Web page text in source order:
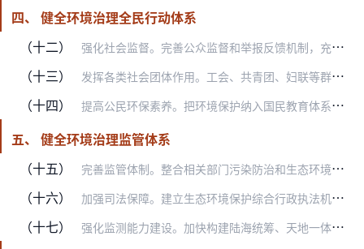
四、 健全环境治理全民行动体系
（十二）
强化社会监督。完善公众监督和举报反馈机制，充分发挥“12369”环保举报热线作用，畅通环保监督渠道。加强舆论监督，鼓励新闻媒体对各类破坏生态环境问题、突发环境事…
（十三） 发挥各类社会团体作用。工会、共青团、妇联等群团组织要积极动员广大职工、青年、妇女参与环境治理。行业协会、商会要发挥桥梁纽带作用，促进行业自律。加强对社会组织的管…
（十四） 提高公民环保素养。把环境保护纳入国民教育体系和党政领导干部培训体系，组织编写环境保护读本，推进环境保护宣传教育进学校、进家庭、进社区、进工厂、进机关。加大环境公…
五、 健全环境治理监管体系
（十五）
完善监管体制。整合相关部门污染防治和生态环境保护执法职责、队伍，统一实行生态环境保护执法。全面完成省以下生态环境机构监测监察执法垂直管理制度改革。实施“双随机、…
（十六） 加强司法保障。建立生态环境保护综合行政执法机关、公安机关、检察机关、审判机关信息共享、案情通报、案件移送制度。强化对破坏生态环境违法犯罪行为的查处侦办，加大对破…
（十七） 强化监测能力建设。加快构建陆海统筹、天地一体、上下协同、信息共享的生态环境监测网络，实现环境质量、污染源和生态状况监测全覆盖。实行“谁考核、谁监测”，不断完善生…